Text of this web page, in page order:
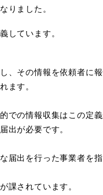
りました。
しています。
、その情報を依頼者に
ます。
での情報収集はこの定
出が必要です。
届出を行った事業者を
課されています。